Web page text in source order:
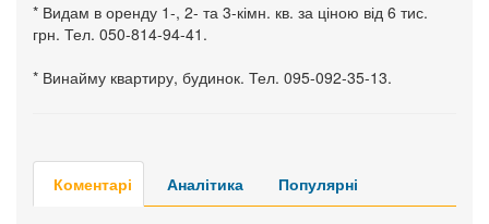
* Видам в оренду 1-, 2- та 3-кімн. кв. за ціною від 6 тис.
грн. Тел. 050-814-94-41.
* Винайму квартиру, будинок. Тел. 095-092-35-13.
Коментарі Аналітика Популярні